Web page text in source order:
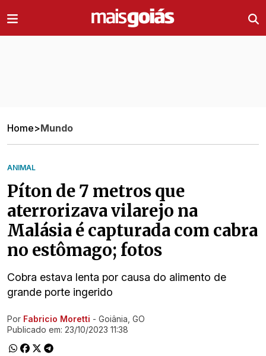
Home>Mundo
ANIMAL
Píton de 7 metros que
aterrorizava vilarejo na
Malásia é capturada com cabra
no estômago; fotos
Cobra estava lenta por causa do alimento de
grande porte ingerido
Ir direto pra matéria
Por Fabricio Moretti - Goiânia, GO
Publicado em: 23/10/2023 11:38